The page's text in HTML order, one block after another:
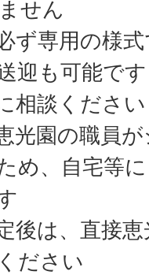
せん
ず専用の様
迎も可能で
相談ください
光園の職員
め、自宅等
後は、直接
ださい